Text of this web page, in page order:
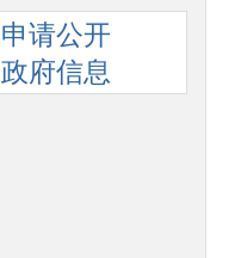
申请公开
政府信息